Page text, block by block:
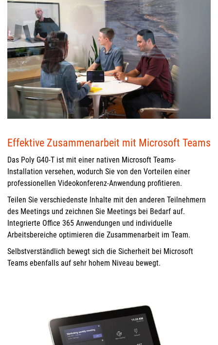
Effektive Zusammenarbeit mit Microsoft Teams
Das Poly G40-T ist mit einer nativen Microsoft Teams-
Installation versehen, wodurch Sie von den Vorteilen einer
professionellen Videokonferenz-Anwendung profitieren.
Teilen Sie verschiedenste Inhalte mit den anderen Teilnehmern
des Meetings und zeichnen Sie Meetings bei Bedarf auf.
Integrierte Office 365 Anwendungen und individuelle
Arbeitsbereiche optimieren die Zusammenarbeit im Team.
Selbstverständlich bewegt sich die Sicherheit bei Microsoft
Teams ebenfalls auf sehr hohem Niveau bewegt.